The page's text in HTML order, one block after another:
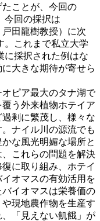
ことが、今回の
今回の採択は
戸田龍樹教授）に次
。これまで私立大学
に採択された例はな
大きな期待が寄せら
ピア最大のタナ湖で
う外来植物ホテイア
剰に繁茂し、様々な
ナイル川の源流でも
な風光明媚な場所と
これらの問題を解決
に取り組み、ホテイ
オマスの有効活用を
イオマスは栄養価の
現地農作物を生産す
「見えない飢餓」が